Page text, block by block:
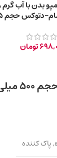
حجم 515 میلی‌لیتر
تومان
لیتر
,پاک کننده